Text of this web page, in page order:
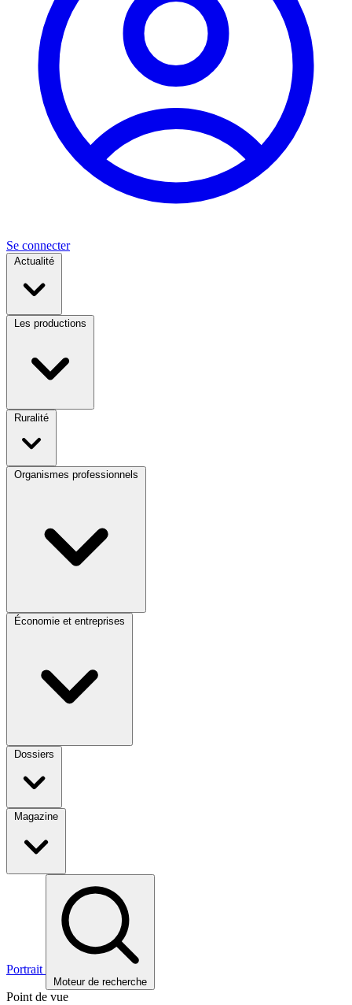
Se connecter
Actualité
Les productions
Ruralité
Organismes professionnels
Économie et entreprises
Dossiers
Magazine
Portrait
Moteur de recherche
Point de vue